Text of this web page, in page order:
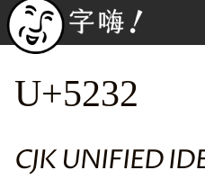
U+5232
CJK UNIFIED